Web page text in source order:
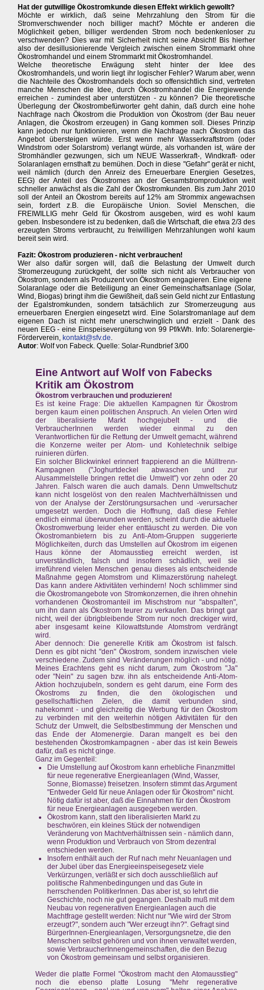
Hat der gutwillige Ökostromkunde diesen Effekt wirklich gewollt?
Möchte er wirklich, daß seine Mehrzahlung den Strom für die
Stromverschwender noch billiger macht? Möchte er anderen die
Möglichkeit geben, billiger werdenden Strom noch bedenkenloser zu
verschwenden? Dies war mit Sicherheit nicht seine Absicht! Bis hierher
also der desillusionierende Vergleich zwischen einem Strommarkt ohne
Ökostromhandel und einem Strommarkt mit Ökostromhandel.
Welche theoretische Erwägung steht hinter der Idee des
Ökostromhandels, und worin liegt ihr logischer Fehler? Warum aber, wenn
die Nachteile des Ökostromhandels doch so offensichtlich sind, vertreten
manche Menschen die Idee, durch Ökostromhandel die Energiewende
erreichen - zumindest aber unterstützen - zu können? Die theoretische
Überlegung der Ökostrombefürworter geht dahin, daß durch eine hohe
Nachfrage nach Ökostrom die Produktion von Ökostrom (der Bau neuer
Anlagen, die Ökostrom erzeugen) in Gang kommen soll. Dieses Prinzip
kann jedoch nur funktionieren, wenn die Nachfrage nach Ökostrom das
Angebot übersteigen würde. Erst wenn mehr Wasserkraftstrom (oder
Windstrom oder Solarstrom) verlangt würde, als vorhanden ist, wäre der
Stromhändler gezwungen, sich um NEUE Wasserkraft-, Windkraft- oder
Solaranlagen ernsthaft zu bemühen. Doch in diese "Gefahr" gerät er nicht,
weil nämlich (durch den Anreiz des Erneuerbare Energien Gesetzes,
EEG) der Anteil des Ökostromes an der Gesamtstromproduktion weit
schneller anwächst als die Zahl der Ökostromkunden. Bis zum Jahr 2010
soll der Anteil an Ökostrom bereits auf 12% am Strommix angewachsen
sein, fordert z.B. die Europäische Union. Soviel Menschen, die
FREIWILLIG mehr Geld für Ökostrom ausgeben, wird es wohl kaum
geben. Insbesondere ist zu bedenken, daß die Wirtschaft, die etwa 2/3 des
erzeugten Stroms verbraucht, zu freiwilligen Mehrzahlungen wohl kaum
bereit sein wird.
Fazit: Ökostrom produzieren - nicht verbrauchen!
Wer also dafür sorgen will, daß die Belastung der Umwelt durch
Stromerzeugung zurückgeht, der sollte sich nicht als Verbraucher von
Ökostrom, sondern als Produzent von Ökostrom engagieren. Eine eigene
Solaranlage oder die Beteiligung an einer Gemeinschaftsanlage (Solar,
Wind, Biogas) bringt ihm die Gewißheit, daß sein Geld nicht zur Entlastung
der Egalstromkunden, sondern tatsächlich zur Stromerzeugung aus
erneuerbaren Energien eingesetzt wird. Eine Solarstromanlage auf dem
eigenen Dach ist nicht mehr unerschwinglich und erzielt - Dank des
neuen EEG - eine Einspeisevergütung von 99 Pf/kWh. Info: Solarenergie-
Förderverein, kontakt@sfv.de
Autor: Wolf von Fabeck. Quelle: Solar-Rundbrief 3/00
Eine Antwort auf Wolf von Fabecks
Kritik am Ökostrom
Ökostrom verbrauchen und produzieren!
Es ist keine Frage: Die aktuellen Kampagnen für Ökostrom
bergen kaum einen politischen Anspruch. An vielen Orten wird
der liberalisierte Markt hochgejubelt - und die
VerbraucherInnen werden wieder einmal zu den
Verantwortlichen für die Rettung der Umwelt gemacht, während
die Konzerne weiter per Atom- und Kohletechnik selbige
ruinieren dürfen.
Ein solcher Blickwinkel erinnert frappierend an die Mülltrenn-
Kampagnen ("Joghurtdeckel abwaschen und zur
Alusammelstelle bringen rettet die Umwelt") vor zehn oder 20
Jahren. Falsch waren die auch damals. Denn Umweltschutz
kann nicht losgelöst von den realen Machtverhältnissen und
von der Analyse der Zerstörungsursachen und -verursacher
umgesetzt werden. Doch die Hoffnung, daß diese Fehler
endlich einmal überwunden werden, scheint durch die aktuelle
Ökostromwerbung leider eher enttäuscht zu werden. Die von
Ökostromanbietern bis zu Anti-Atom-Gruppen suggerierte
Möglichkeiten, durch das Umstellen auf Ökostrom im eigenen
Haus könne der Atomausstieg erreicht werden, ist
unverständlich, falsch und insofern schädlich, weil sie
irreführend vielen Menschen genau dieses als entscheidende
Maßnahme gegen Atomstrom und Klimazerstörung nahelegt.
Das kann andere Aktivitäten verhindern! Noch schlimmer sind
die Ökostromangebote von Stromkonzernen, die ihren ohnehin
vorhandenen Ökostromanteil im Mischstrom nur "abspalten",
um ihn dann als Ökostrom teurer zu verkaufen. Das bringt gar
nicht, weil der übrigbleibende Strom nur noch dreckiger wird,
aber insgesamt keine Kilowattstunde Atomstrom verdrängt
wird.
Aber dennoch: Die generelle Kritik am Ökostrom ist falsch.
Denn es gibt nicht "den" Ökostrom, sondern inzwischen viele
verschiedene. Zudem sind Veränderungen möglich - und nötig.
Meines Erachtens geht es nicht darum, zum Ökostrom "Ja"
oder "Nein" zu sagen bzw. ihn als entscheidende Anti-Atom-
Aktion hochzujubeln, sondern es geht darum, eine Form des
Ökostroms zu finden, die den ökologischen und
gesellschaftlichen Zielen, die damit verbunden sind,
nahekommt - und gleichzeitig die Werbung für den Ökostrom
zu verbinden mit den weiterhin nötigen Aktivitäten für den
Schutz der Umwelt, die Selbstbestimmung der Menschen und
das Ende der Atomenergie. Daran mangelt es bei den
bestehenden Ökostromkampagnen - aber das ist kein Beweis
dafür, daß es nicht ginge.
Ganz im Gegenteil:
Die Umstellung auf Ökostrom kann erhebliche Finanzmittel
für neue regenerative Energieanlagen (Wind, Wasser,
Sonne, Biomasse) freisetzen. Insofern stimmt das Argument
"Entweder Geld für neue Anlagen oder für Ökostrom" nicht.
Nötig dafür ist aber, daß die Einnahmen für den Ökostrom
für neue Energieanlagen ausgegeben werden.
Ökostrom kann, statt den liberalisierten Markt zu
beschwören, ein kleines Stück der notwendigen
Veränderung von Machtverhältnissen sein - nämlich dann,
wenn Produktion und Verbrauch von Strom dezentral
entschieden werden.
Insofern enthält auch der Ruf nach mehr Neuanlagen und
der Jubel über das Energieeinspeisegesetz viele
Verkürzungen, verläßt er sich doch ausschließlich auf
politische Rahmenbedingungen und das Gute in
herrschenden PolitikerInnen. Das aber ist, so lehrt die
Geschichte, noch nie gut gegangen. Deshalb muß mit dem
Neubau von regenerativen Energieanlagen auch die
Machtfrage gestellt werden: Nicht nur "Wie wird der Strom
erzeugt?", sondern auch "Wer erzeugt ihn?". Gefragt sind
BürgerInnen-Energieanlagen, Versorgungsnetze, die den
Menschen selbst gehören und von ihnen verwaltet werden,
sowie VerbraucherInnengemeinschaften, die den Bezug
von Ökostrom gemeinsam und selbst organisieren.
Weder die platte Formel "Ökostrom macht den Atomausstieg"
noch die ebenso platte Losung "Mehr regenerative